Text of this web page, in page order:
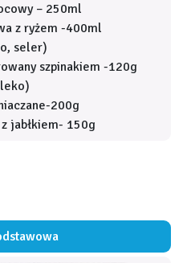
– 250ml
z ryżem -400ml
seler)
szpinakiem -120g
200g
jabłkiem- 150g